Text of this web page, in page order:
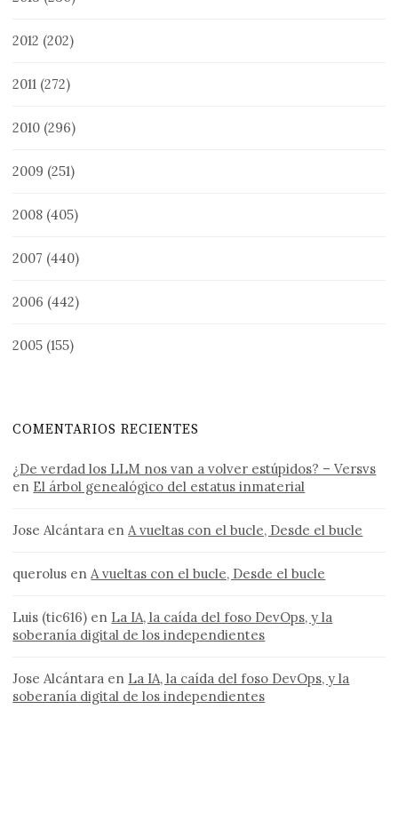
2012 (202)
2011 (272)
2010 (296)
2009 (251)
2008 (405)
2007 (440)
2006 (442)
2005 (155)
COMENTARIOS RECIENTES
¿De verdad los LLM nos van a volver estúpidos? – Versvs
en El árbol genealógico del estatus inmaterial
Jose Alcántara enA vueltas con el bucle, Desde el bucle
querolus enA vueltas con el bucle, Desde el bucle
Luis (tic616) en La IA, la caída del foso DevOps, y la
soberanía digital de los independientes
Jose Alcántara en La IA, la caída del foso DevOps, y la
soberanía digital de los independientes